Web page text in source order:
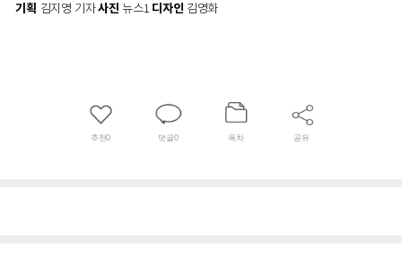
기획 김지영 기자사진 뉴스1 디자인 김영화
추천0 댓글0 목차 공유